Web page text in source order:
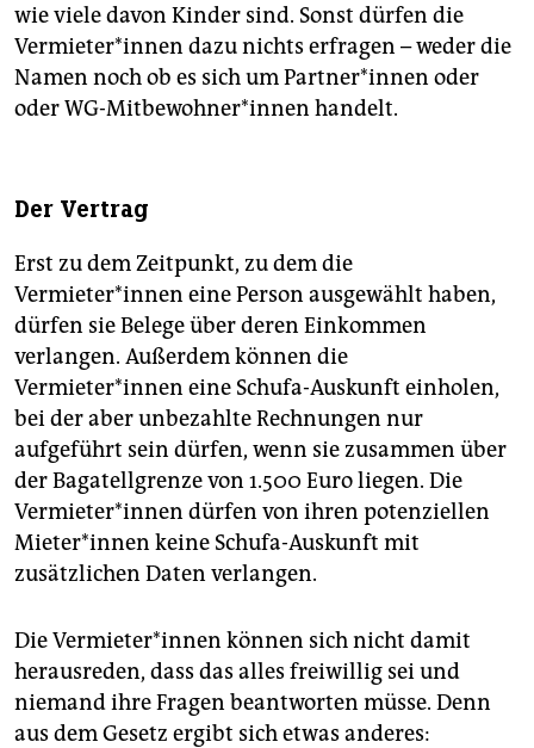
wie viele davon Kinder sind. Sonst dürfen die
Vermieter*innen dazu nichts erfragen – weder die
Namen noch ob es sich um Partner*innen oder
oder WG-Mitbewohner*innen handelt.
Der Vertrag
Erst zu dem Zeitpunkt, zu dem die
Vermieter*innen eine Person ausgewählt haben,
dürfen sie Belege über deren Einkommen
verlangen. Außerdem können die
Vermieter*innen eine Schufa-Auskunft einholen,
bei der aber unbezahlte Rechnungen nur
aufgeführt sein dürfen, wenn sie zusammen über
der Bagatellgrenze von 1.500 Euro liegen. Die
Vermieter*innen dürfen von ihren potenziellen
Mieter*innen keine Schufa-Auskunft mit
zusätzlichen Daten verlangen.
Die Vermieter*innen können sich nicht damit
herausreden, dass das alles freiwillig sei und
niemand ihre Fragen beantworten müsse. Denn
aus dem Gesetz ergibt sich etwas anderes: